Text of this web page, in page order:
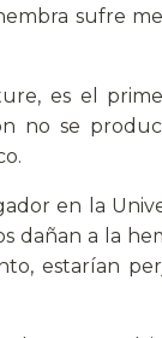
sufre
es el
no se
en la
dañan a la
estarían